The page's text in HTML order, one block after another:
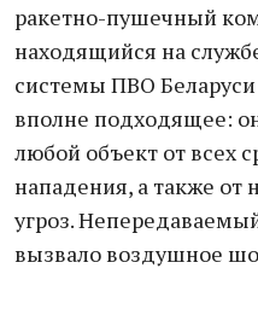
ракетно-пушечный
находящийся на
системы ПВО
вполне подходящее:
любой объект от всех
нападения, а также
угроз.
вызвало воздушное